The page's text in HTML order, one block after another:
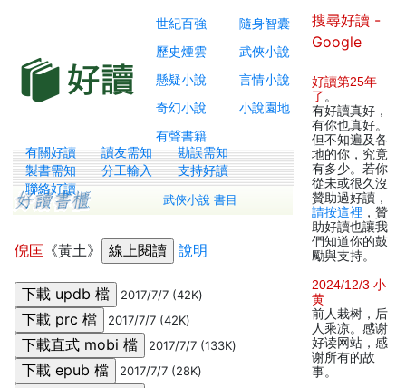
世紀百強
隨身智囊
歷史煙雲
武俠小說
懸疑小說
言情小說
奇幻小說
小說園地
有聲書籍
有關好讀 讀友需知
勘誤需知
製書需知
分工輸入
支持好讀
聯絡好讀
武俠小說 書目
倪匡 《黃土》 說明
2017/7/7 (42K)
2017/7/7 (42K)
2017/7/7 (133K)
2017/7/7 (28K)
搜尋好讀 -
Google
好讀第25年
了 。
有好讀真好，
有你也真好。
但不知遍及各
地的你，究竟
有多少。若你
從未或很久沒
贊助過好讀，
請按這裡 ，贊
助好讀也讓我
們知道你的鼓
勵與支持。
2024/12/3 小
黄
前人栽树，后
人乘凉。感谢
好读网站，感
谢所有的故
事。